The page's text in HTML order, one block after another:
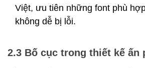
Việt, ưu tiên những font phù
không dễ bị lỗi.
2.3 Bố cục trong thiết kế ấn